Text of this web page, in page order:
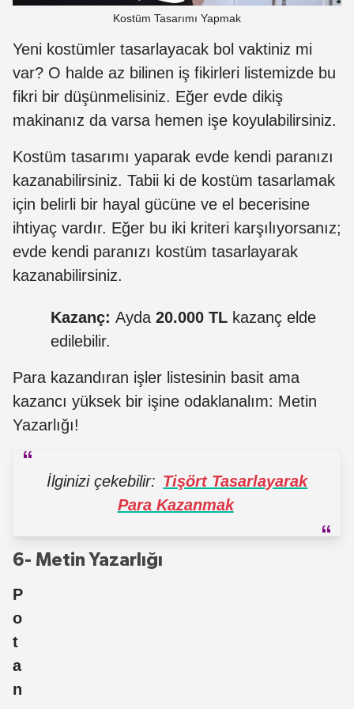
Kostüm Tasarımı Yapmak
Yeni kostümler tasarlayacak bol vaktiniz mi
var? O halde az bilinen iş fikirleri listemizde bu
fikri bir düşünmelisiniz. Eğer evde dikiş
makinanız da varsa hemen işe koyulabilirsiniz.
Kostüm tasarımı yaparak evde kendi paranızı
kazanabilirsiniz. Tabii ki de kostüm tasarlamak
için belirli bir hayal gücüne ve el becerisine
ihtiyaç vardır. Eğer bu iki kriteri karşılıyorsanız;
evde kendi paranızı kostüm tasarlayarak
kazanabilirsiniz.
Kazanç: Ayda 20.000 TL kazanç elde
edilebilir.
Para kazandıran işler listesinin basit ama
kazancı yüksek bir işine odaklanalım: Metin
Yazarlığı!
İlginizi çekebilir: Tişört Tasarlayarak
Para Kazanmak
6- Metin Yazarlığı
P
o
t
a
n